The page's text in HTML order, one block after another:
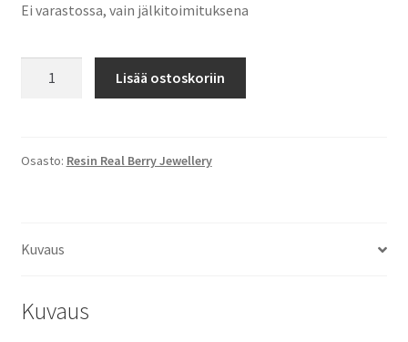
Ei varastossa, vain jälkitoimituksena
määrä
Lisää ostoskoriin
Osasto: Resin Real Berry Jewellery
Kuvaus
Kuvaus